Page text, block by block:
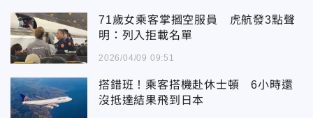
71歲女乘客掌摑空服員 虎航發3點聲
明：列入拒載名單
2026/04/09 09:51
搭錯班！乘客搭機赴休士頓 6小時還
沒抵達結果飛到日本